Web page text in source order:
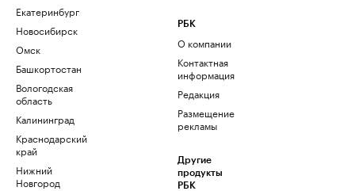
Екатеринбург
Новосибирск
Омск
Башкортостан
Вологодская
область
Калининград
Краснодарский
край
Нижний
Новгород
РБК
О компании
Контактная
информация
Редакция
Размещение
рекламы
Другие
продукты
РБК